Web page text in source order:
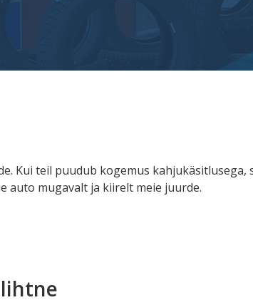
Kui teil puudub kogemus kahjukäsitlusega,
auto mugavalt ja kiirelt meie juurde.